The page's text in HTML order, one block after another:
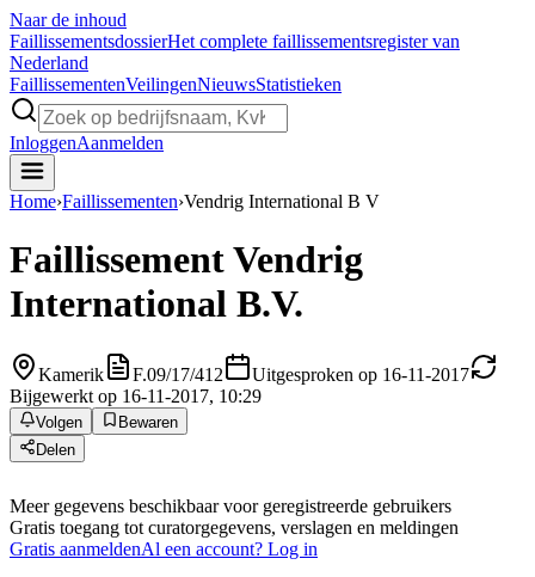
Naar de inhoud
FaillissementsdossierHet complete faillissementsregister van
Nederland
FaillissementenVeilingenNieuwsStatistieken
InloggenAanmelden
Home›Faillissementen›Vendrig International B V
FaillissementVendrig
International B.V.
Kamerik F.09/17/412
Uitgesproken op 16-11-2017
Bijgewerkt op 16-11-2017, 10:29
Volgen
Bewaren
Delen
Meer gegevens beschikbaar voor geregistreerde gebruikers
Gratis toegang tot curatorgegevens, verslagen en meldingen
Gratis aanmeldenAl een account? Log in